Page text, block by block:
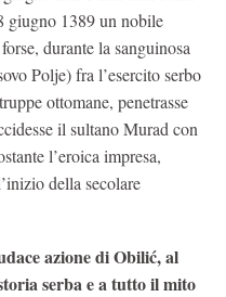
giugno 1389 un nobile
durante la sanguinosa
Polje) fra l’esercito serbo
ottomane, penetrasse
il sultano Murad con
l’eroica impresa,
della secolare
azione di Obilić, al
serba e a tutto il mito